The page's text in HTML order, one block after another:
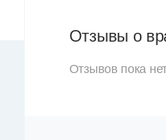
Отзывы о
Отзывов пока